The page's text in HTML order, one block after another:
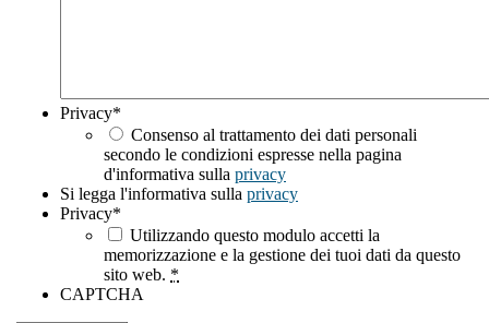
Privacy*
Consenso al trattamento dei dati personali
secondo le condizioni espresse nella pagina
d'informativa sulla privacy
Si legga l'informativa sulla privacy
Privacy*
Utilizzando questo modulo accetti la
memorizzazione e la gestione dei tuoi dati da questo
sito web. *
CAPTCHA